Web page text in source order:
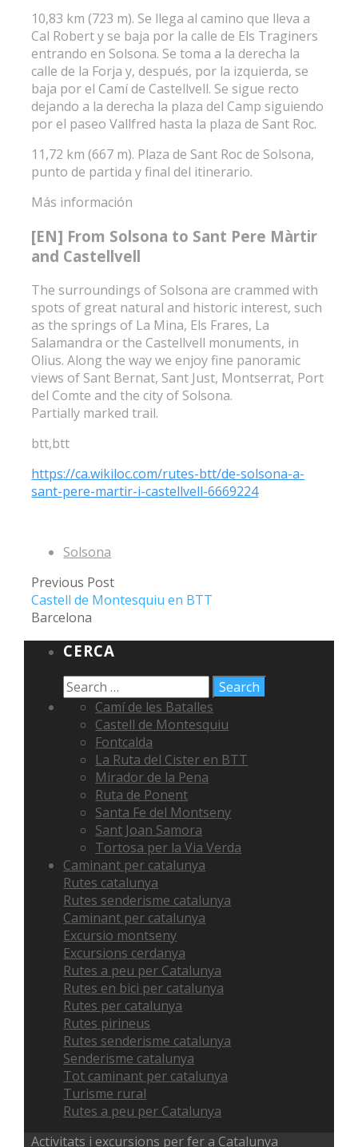
10,83 km (723 m). Se llega al camino que lleva a
Cal Robert y se baja por la calle de Els Traginers
entrando en Solsona. Se toma a la derecha la
calle de la Forja y, después, por la izquierda, se
baja por el Camí de Castellvell. Se sigue recto
dejando a la derecha la plaza del Camp siguiendo
por el paseo Vallfred hasta la plaza de Sant Roc.
11,72 km (667 m). Plaza de Sant Roc de Solsona,
punto de partida y final del itinerario.
Más información
[EN] From Solsona to Sant Pere Màrtir
and Castellvell
The surroundings of Solsona are crammed with
spots of great natural and historic interest, such
as the springs of La Mina, Els Frares, La
Salamandra or the Castellvell monuments, in
Olius. Along the way we enjoy fine panoramic
views of Sant Bernat, Sant Just, Montserrat, Port
del Comte and the city of Solsona.
Partially marked trail.
btt,btt
https://ca.wikiloc.com/rutes-btt/de-solsona-a-
sant-pere-martir-i-castellvell-6669224
Solsona
Previous Post
Castell de Montesquiu en BTT
Barcelona
CERCA
Camí de les Batalles
Castell de Montesquiu
Fontcalda
La Ruta del Cister en BTT
Mirador de la Pena
Ruta de Ponent
Santa Fe del Montseny
Sant Joan Samora
Tortosa per la Via Verda
Caminant per catalunya
Rutes catalunya
Rutes senderisme catalunya
Caminant per catalunya
Excursio montseny
Excursions cerdanya
Rutes a peu per Catalunya
Rutes en bici per catalunya
Rutes per catalunya
Rutes pirineus
Rutes senderisme catalunya
Senderisme catalunya
Tot caminant per catalunya
Turisme rural
Rutes a peu per Catalunya
Activitats i excursions per fer a Catalunya